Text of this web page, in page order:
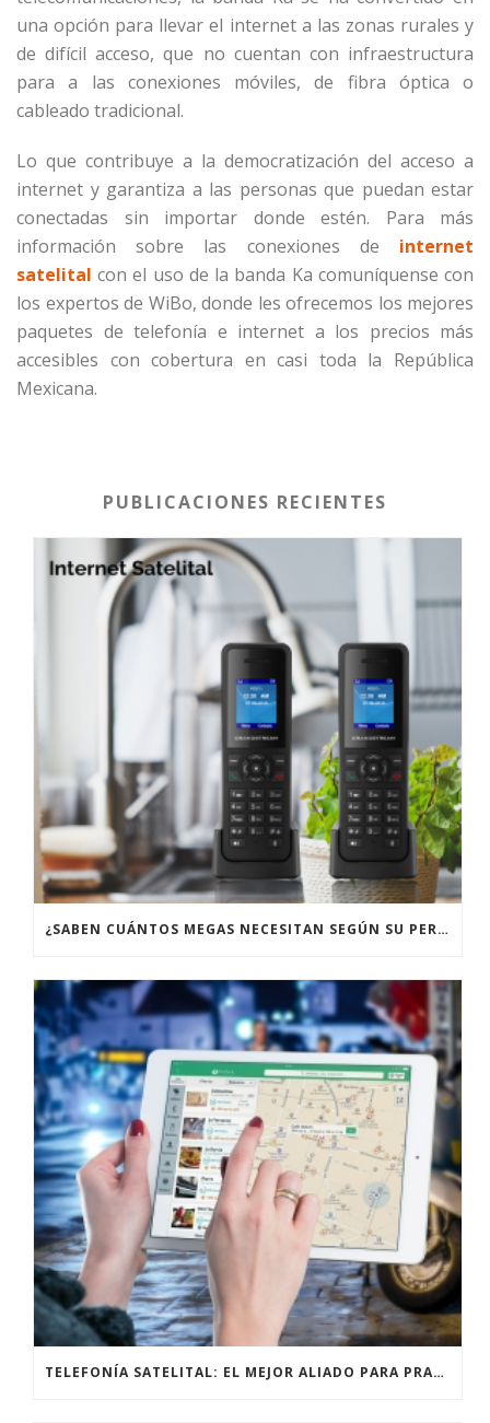
una opción para llevar el internet a las zonas rurales y
de difícil acceso, que no cuentan con infraestructura
para a las conexiones móviles, de fibra óptica o
cableado tradicional.
Lo que contribuye a la democratización del acceso a
internet y garantiza a las personas que puedan estar
conectadas sin importar donde estén. Para más
información sobre las conexiones de internet
satelital con el uso de la banda Ka comuníquense con
los expertos de WiBo, donde les ofrecemos los mejores
paquetes de telefonía e internet a los precios más
accesibles con cobertura en casi toda la República
Mexicana.
PUBLICACIONES RECIENTES
¿SABEN CUÁNTOS MEGAS NECESITAN SEGÚN SU PERFIL DE USUARIO?
TELEFONÍA SATELITAL: EL MEJOR ALIADO PARA PRACTICANTES DE ALPINISMO